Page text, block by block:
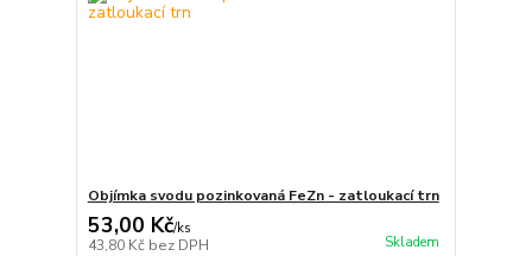
Objímka svodu pozinkovaná FeZn - zatloukací trn
53,00 Kč/ks
43,80 Kč bez DPH Skladem